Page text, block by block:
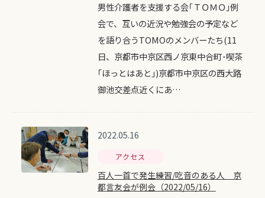
男性介護者を支援する会｢ＴＯＭＯ｣例
会で、互いの近況や勉強会の予定など
を語り合うTOMOのメンバーたち(11
日、京都市中京区西ノ京東中合町･喫茶
｢ほっとはあと｣)京都市中京区の西大路
御池交差点近くにあ…
2022.05.16
アクセス
百人一首で発生練習/吃音のある人 京
都言友会が例会（2022/05/16）